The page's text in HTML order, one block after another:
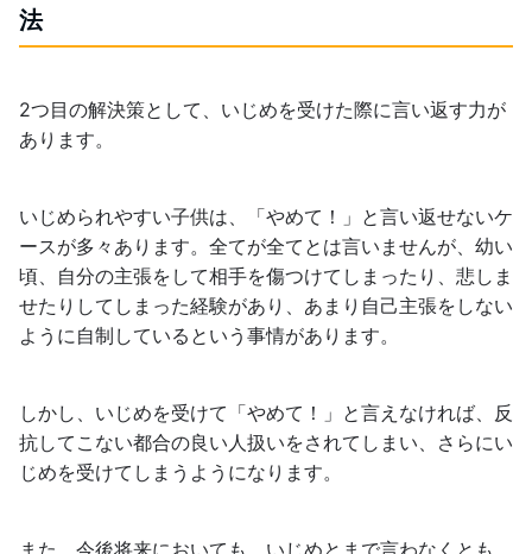
法
2つ目の解決策として、いじめを受けた際に言い返す力が
あります。
いじめられやすい子供は、「やめて！」と言い返せないケ
ースが多々あります。全てが全てとは言いませんが、幼い
頃、自分の主張をして相手を傷つけてしまったり、悲しま
せたりしてしまった経験があり、あまり自己主張をしない
ように自制しているという事情があります。
しかし、いじめを受けて「やめて！」と言えなければ、反
抗してこない都合の良い人扱いをされてしまい、さらにい
じめを受けてしまうようになります。
また、今後将来においても、いじめとまで言わなくとも、